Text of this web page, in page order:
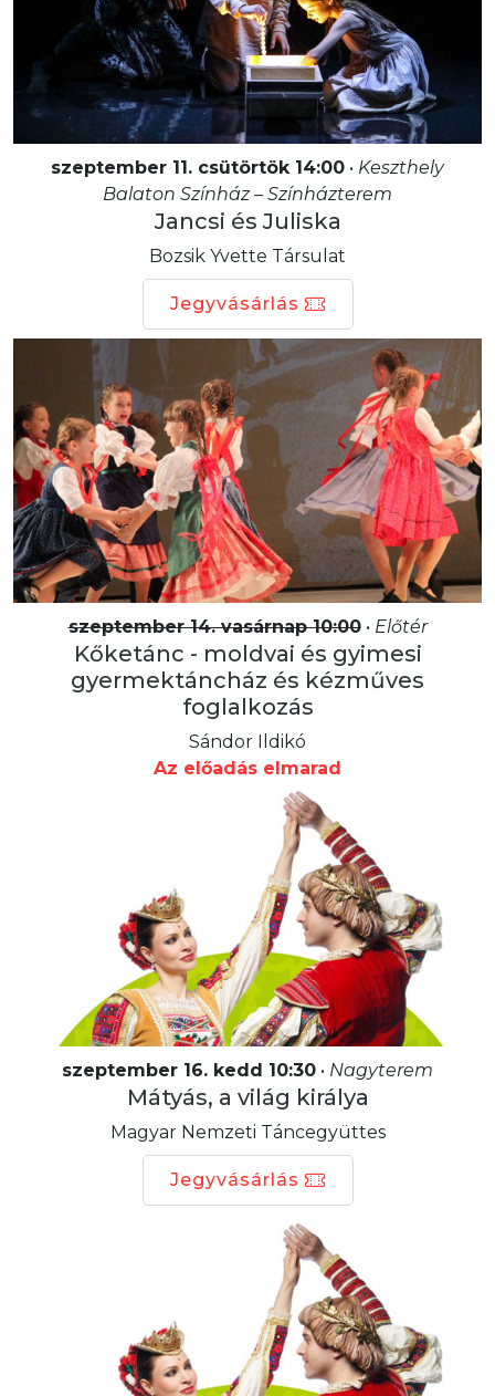
szeptember 11. csütörtök 14:00 • Keszthely
Balaton Színház – Színházterem
Jancsi és Juliska
Bozsik Yvette Társulat
Jegyvásárlás
szeptember 14. vasárnap 10:00• Előtér
Kőketánc - moldvai és gyimesi
gyermektáncház és kézműves
foglalkozás
Sándor Ildikó
Az előadás elmarad
szeptember 16. kedd 10:30 • Nagyterem
Mátyás, a világ királya
Magyar Nemzeti Táncegyüttes
Jegyvásárlás